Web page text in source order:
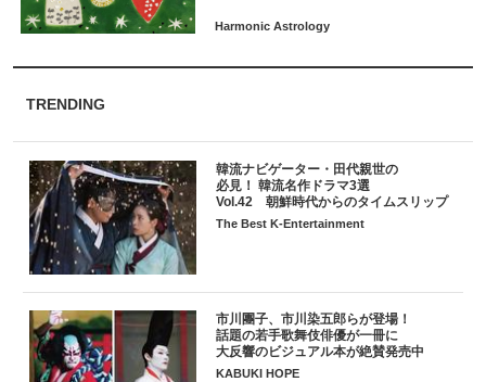
TRENDING
韓流ナビゲーター・田代親世の
必見！ 韓流名作ドラマ3選
Vol.42 朝鮮時代からのタイムスリップ
The Best K-Entertainment
市川團子、市川染五郎らが登場！
話題の若手歌舞伎俳優が一冊に
大反響のビジュアル本が絶賛発売中
KABUKI HOPE